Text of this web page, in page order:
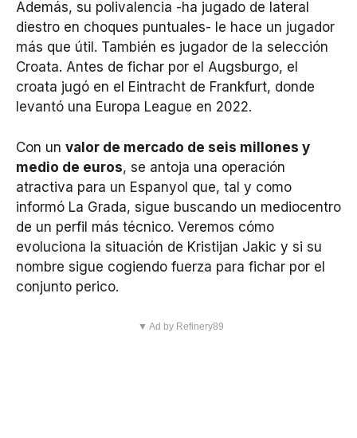
Además, su polivalencia -ha jugado de lateral
diestro en choques puntuales- le hace un jugador
más que útil. También es jugador de la selección
Croata. Antes de fichar por el Augsburgo, el
croata jugó en el Eintracht de Frankfurt, donde
levantó una Europa League en 2022.
Con un valor de mercado de seis millones y
medio de euros, se antoja una operación
atractiva para un Espanyol que, tal y como
informó La Grada, sigue buscando un mediocentro
de un perfil más técnico. Veremos cómo
evoluciona la situación de Kristijan Jakic y si su
nombre sigue cogiendo fuerza para fichar por el
conjunto perico.
▼ Ad by Refinery89